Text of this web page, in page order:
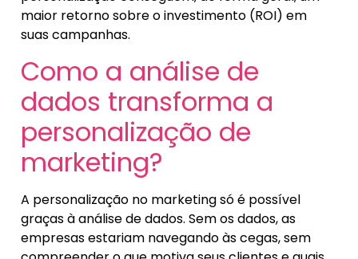
maior retorno sobre o investimento (ROI) em
suas campanhas.
Como a análise de
dados transforma a
personalização de
marketing?
A personalização no marketing só é possível
graças à análise de dados. Sem os dados, as
empresas estariam navegando às cegas, sem